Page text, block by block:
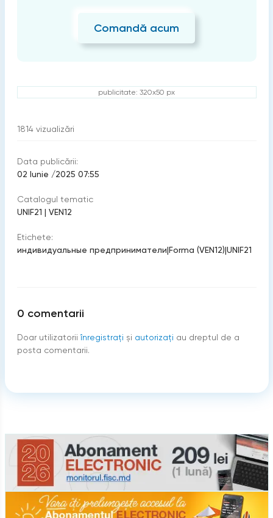
Comandă acum
publicitate: 320x50 px
1814 vizualizări
Data publicării:
02 Iunie /2025 07:55
Catalogul tematic
UNIF21 | VEN12
Etichete:
индивидуальные предприниматели|Forma (VEN12)|UNIF21
0 comentarii
Doar utilizatorii înregistraţi şi autorizați au dreptul de a
posta comentarii.